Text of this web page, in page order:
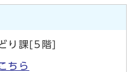
り課[5階]
ちら